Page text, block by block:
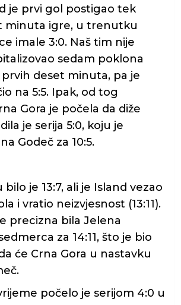
je prvi gol postigao tek
minuta igre, u trenutku
imale 3:0. Naš tim nije
sedam poklona
deset minuta, pa je
na 5:5. Ipak, od tog
Gora je počela da diže
je serija 5:0, koju je
Godeč za 10:5.
je 13:7, ali je Island vezao
i vratio neizvjesnost (13:11).
precizna bila Jelena
za 14:11, što je bio
će Crna Gora u nastavku
počelo je serijom 4:0 u